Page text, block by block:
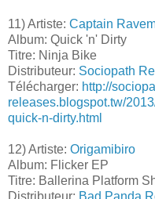
11) Artiste: Captain
Album: Quick 'n' Dirty
Titre: Ninja Bike
Distributeur: Sociopath
Télécharger: http://
releases.blogspot.tw/
quick-n-dirty.html
12) Artiste: Origamibiro
Album: Flicker EP
Titre: Ballerina Platform
Distributeur: Bad Panda